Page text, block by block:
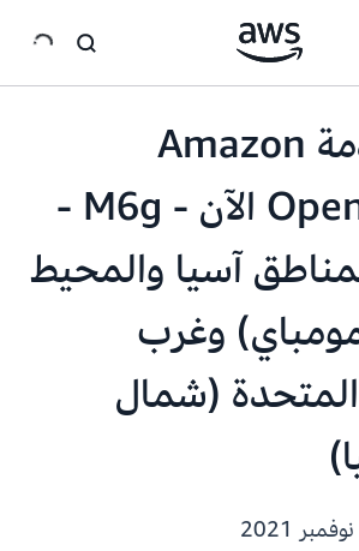
تقدم خدمة Amazon
OpenSearch الآن - M6g -
آسيا والمحيط
وغرب
المتحدة (شمال